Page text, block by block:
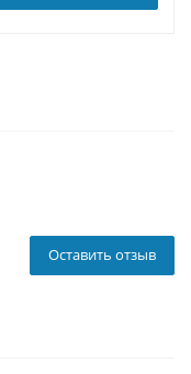
Оставить отзыв